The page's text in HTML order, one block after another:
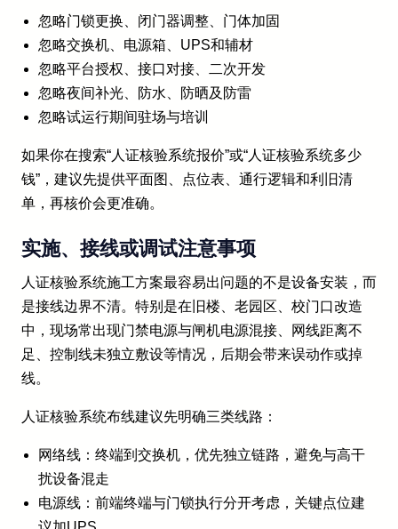
忽略门锁更换、闭门器调整、门体加固
忽略交换机、电源箱、UPS和辅材
忽略平台授权、接口对接、二次开发
忽略夜间补光、防水、防晒及防雷
忽略试运行期间驻场与培训
如果你在搜索“人证核验系统报价”或“人证核验系统多少
钱”，建议先提供平面图、点位表、通行逻辑和利旧清
单，再核价会更准确。
实施、接线或调试注意事项
人证核验系统施工方案最容易出问题的不是设备安装，而
是接线边界不清。特别是在旧楼、老园区、校门口改造
中，现场常出现门禁电源与闸机电源混接、网线距离不
足、控制线未独立敷设等情况，后期会带来误动作或掉
线。
人证核验系统布线建议先明确三类线路：
网络线：终端到交换机，优先独立链路，避免与高干
扰设备混走
电源线：前端终端与门锁执行分开考虑，关键点位建